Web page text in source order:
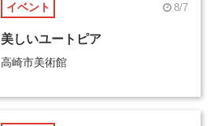
イベント 8/7
美しいユートピア
高崎市美術館